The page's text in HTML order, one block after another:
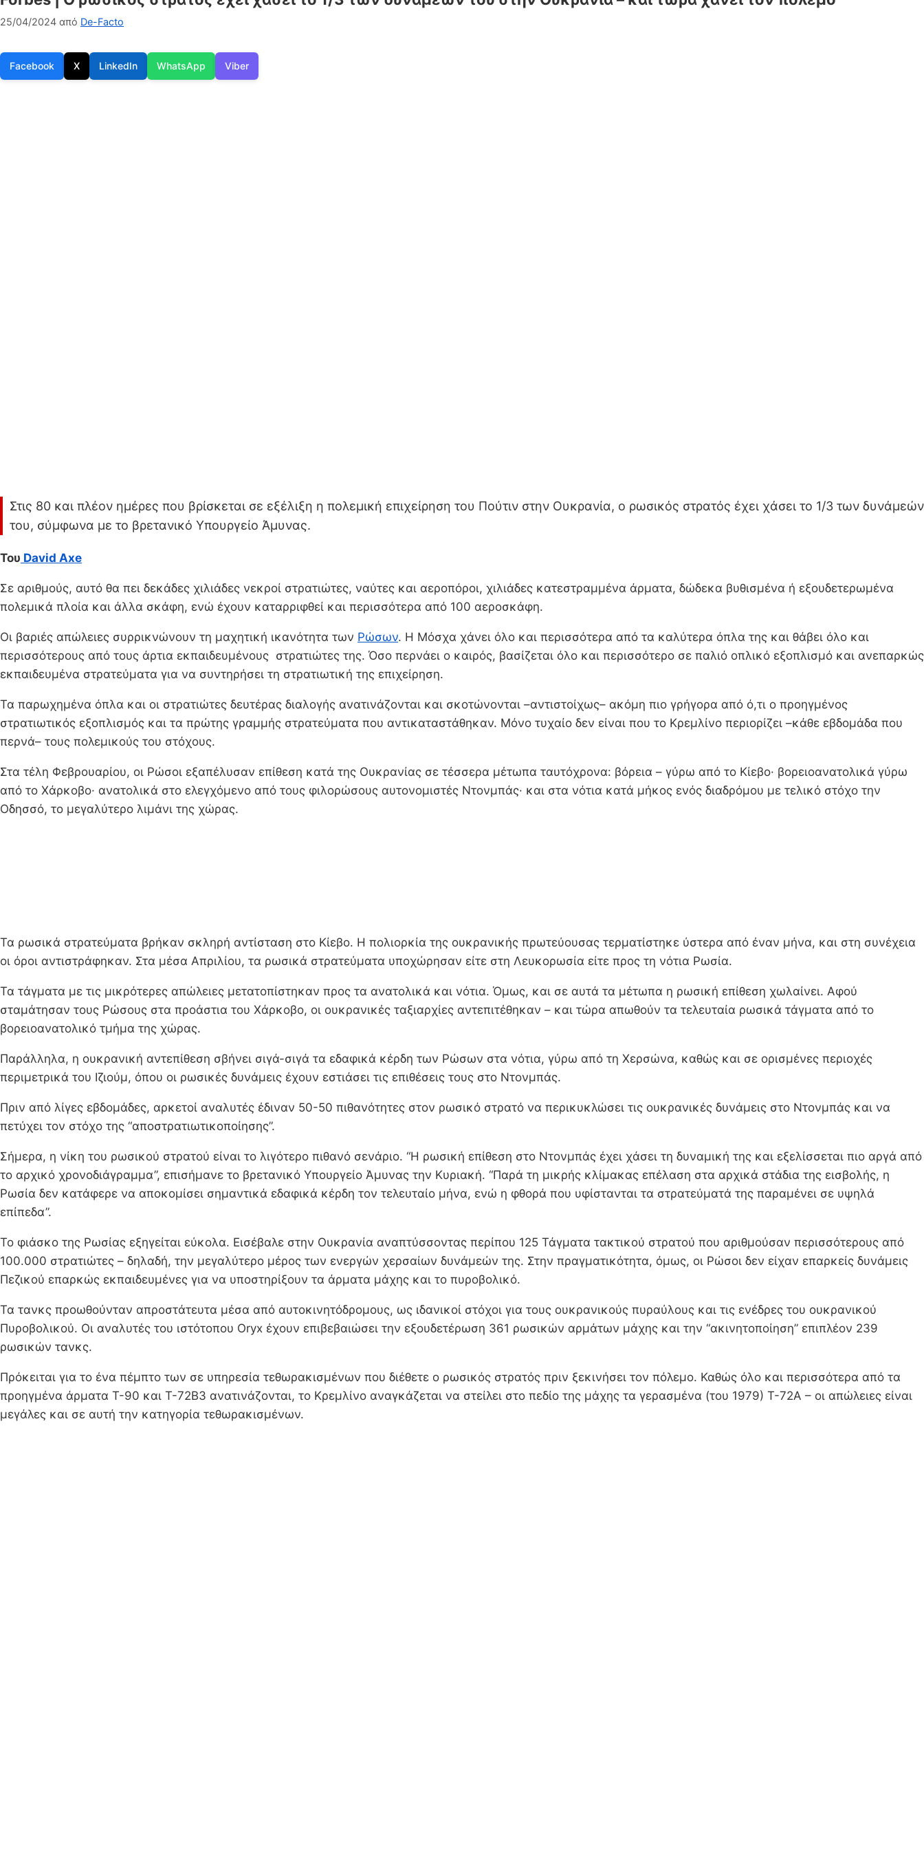
25/04/2024 από De-Facto
Facebook X LinkedIn WhatsApp Viber
Στις 80 και πλέον ημέρες που βρίσκεται σε εξέλιξη η πολεμική επιχείρηση του Πούτιν στην Ουκρανία, ο ρωσικός στρατός έχει χάσει το 1/3 των δυνάμεών
του, σύμφωνα με το βρετανικό Υπουργείο Άμυνας.
Του David Axe
Σε αριθμούς, αυτό θα πει δεκάδες χιλιάδες νεκροί στρατιώτες, ναύτες και αεροπόροι, χιλιάδες κατεστραμμένα άρματα, δώδεκα βυθισμένα ή εξουδετερωμένα
πολεμικά πλοία και άλλα σκάφη, ενώ έχουν καταρριφθεί και περισσότερα από 100 αεροσκάφη.
Οι βαριές απώλειες συρρικνώνουν τη μαχητική ικανότητα των Ρώσων. Η Μόσχα χάνει όλο και περισσότερα από τα καλύτερα όπλα της και θάβει όλο και
περισσότερους από τους άρτια εκπαιδευμένους στρατιώτες της. Όσο περνάει ο καιρός, βασίζεται όλο και περισσότερο σε παλιό οπλικό εξοπλισμό και ανεπαρκώς
εκπαιδευμένα στρατεύματα για να συντηρήσει τη στρατιωτική της επιχείρηση.
Τα παρωχημένα όπλα και οι στρατιώτες δευτέρας διαλογής ανατινάζονται και σκοτώνονται –αντιστοίχως– ακόμη πιο γρήγορα από ό,τι ο προηγμένος
στρατιωτικός εξοπλισμός και τα πρώτης γραμμής στρατεύματα που αντικαταστάθηκαν. Μόνο τυχαίο δεν είναι που το Κρεμλίνο περιορίζει –κάθε εβδομάδα που
περνά– τους πολεμικούς του στόχους.
Στα τέλη Φεβρουαρίου, οι Ρώσοι εξαπέλυσαν επίθεση κατά της Ουκρανίας σε τέσσερα μέτωπα ταυτόχρονα: βόρεια – γύρω από το Κίεβο· βορειοανατολικά γύρω
από το Χάρκοβο· ανατολικά στο ελεγχόμενο από τους φιλορώσους αυτονομιστές Ντονμπάς· και στα νότια κατά μήκος ενός διαδρόμου με τελικό στόχο την
Οδησσό, το μεγαλύτερο λιμάνι της χώρας.
Τα ρωσικά στρατεύματα βρήκαν σκληρή αντίσταση στο Κίεβο. Η πολιορκία της ουκρανικής πρωτεύουσας τερματίστηκε ύστερα από έναν μήνα, και στη συνέχεια
οι όροι αντιστράφηκαν. Στα μέσα Απριλίου, τα ρωσικά στρατεύματα υποχώρησαν είτε στη Λευκορωσία είτε προς τη νότια Ρωσία.
Τα τάγματα με τις μικρότερες απώλειες μετατοπίστηκαν προς τα ανατολικά και νότια. Όμως, και σε αυτά τα μέτωπα η ρωσική επίθεση χωλαίνει. Αφού
σταμάτησαν τους Ρώσους στα προάστια του Χάρκοβο, οι ουκρανικές ταξιαρχίες αντεπιτέθηκαν – και τώρα απωθούν τα τελευταία ρωσικά τάγματα από το
βορειοανατολικό τμήμα της χώρας.
Παράλληλα, η ουκρανική αντεπίθεση σβήνει σιγά-σιγά τα εδαφικά κέρδη των Ρώσων στα νότια, γύρω από τη Χερσώνα, καθώς και σε ορισμένες περιοχές
περιμετρικά του Ιζιούμ, όπου οι ρωσικές δυνάμεις έχουν εστιάσει τις επιθέσεις τους στο Ντονμπάς.
Πριν από λίγες εβδομάδες, αρκετοί αναλυτές έδιναν 50-50 πιθανότητες στον ρωσικό στρατό να περικυκλώσει τις ουκρανικές δυνάμεις στο Ντονμπάς και να
πετύχει τον στόχο της “απoστρατιωτικοποίησης”.
Σήμερα, η νίκη του ρωσικού στρατού είναι το λιγότερο πιθανό σενάριο. “Η ρωσική επίθεση στο Ντονμπάς έχει χάσει τη δυναμική της και εξελίσσεται πιο αργά από
το αρχικό χρονοδιάγραμμα”, επισήμανε το βρετανικό Υπουργείο Άμυνας την Κυριακή. “Παρά τη μικρής κλίμακας επέλαση στα αρχικά στάδια της εισβολής, η
Ρωσία δεν κατάφερε να αποκομίσει σημαντικά εδαφικά κέρδη τον τελευταίο μήνα, ενώ η φθορά που υφίστανται τα στρατεύματά της παραμένει σε υψηλά
επίπεδα”.
Το φιάσκο της Ρωσίας εξηγείται εύκολα. Εισέβαλε στην Ουκρανία αναπτύσσοντας περίπου 125 Τάγματα τακτικού στρατού που αριθμούσαν περισσότερους από
100.000 στρατιώτες – δηλαδή, την μεγαλύτερο μέρος των ενεργών χερσαίων δυνάμεών της. Στην πραγματικότητα, όμως, οι Ρώσοι δεν είχαν επαρκείς δυνάμεις
Πεζικού επαρκώς εκπαιδευμένες για να υποστηρίξουν τα άρματα μάχης και το πυροβολικό.
Τα τανκς προωθούνταν απροστάτευτα μέσα από αυτοκινητόδρομους, ως ιδανικοί στόχοι για τους ουκρανικούς πυραύλους και τις ενέδρες του ουκρανικού
Πυροβολικού. Οι αναλυτές του ιστότοπου Oryx έχουν επιβεβαιώσει την εξουδετέρωση 361 ρωσικών αρμάτων μάχης και την “ακινητοποίηση” επιπλέον 239
ρωσικών τανκς.
Πρόκειται για το ένα πέμπτο των σε υπηρεσία τεθωρακισμένων που διέθετε ο ρωσικός στρατός πριν ξεκινήσει τον πόλεμο. Καθώς όλο και περισσότερα από τα
προηγμένα άρματα T-90 και T-72B3 ανατινάζονται, το Κρεμλίνο αναγκάζεται να στείλει στο πεδίο της μάχης τα γερασμένα (του 1979) T-72A – οι απώλειες είναι
μεγάλες και σε αυτή την κατηγορία τεθωρακισμένων.